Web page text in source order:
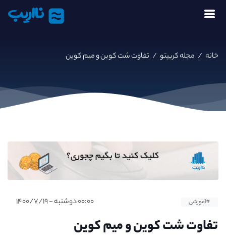
نااریب
خانه / مجله کریپتو / تفاوت شت کوین و میم کوین
#آموزشی ۰۰:۰۰ دوشنبه - ۱۴۰۰/۷/۱۹
تفاوت شت کوین و میم کوین